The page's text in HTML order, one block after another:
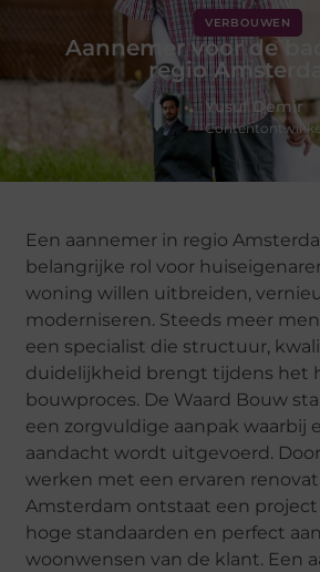
VERBOUWEN
Aannemer voor de
regio
Yusuf Demir
Een aannemer in regio
belangrijke rol voor
woning willen uitbreiden,
moderniseren. Steeds meer
een specialist die structuur,
duidelijkheid brengt tijdens het
bouwproces. De Waard Bouw
een zorgvuldige aanpak waarbij
aandacht wordt uitgevoerd.
werken met een ervaren
Amsterdam ontstaat een
hoge standaarden en perfect
woonwensen van de klant. Een